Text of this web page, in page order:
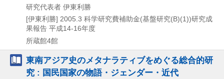
研究代表者 伊東利勝
[伊東利勝] 2005.3 科学研究費補助金(基盤研究(B)(1))研究成
果報告 平成14-16年度
所蔵館4館
東南アジア史のメタナラティブをめぐる総合的研
究 : 国民国家の物語・ジェンダー・近代